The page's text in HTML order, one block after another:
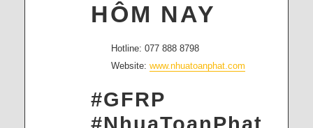
HÔM NAY
Hotline: 077 888 8798
Website: www.nhuatoanphat.com
#GFRP